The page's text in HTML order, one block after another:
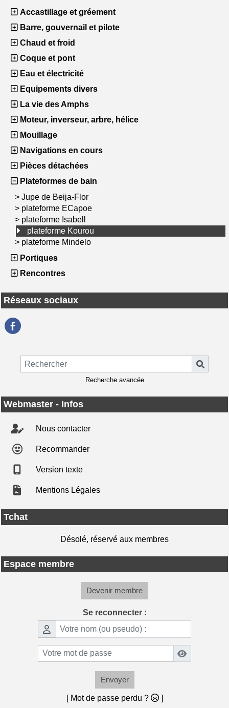
Accastillage et gréement
Barre, gouvernail et pilote
Chaud et froid
Coque et pont
Eau et électricité
Equipements divers
La vie des Amphs
Moteur, inverseur, arbre, hélice
Mouillage
Navigations en cours
Pièces détachées
Plateformes de bain
> Jupe de Beija-Flor
> plateforme ECapoe
> plateforme Isabell
plateforme Kourou
> plateforme Mindelo
Portiques
Rencontres
Réseaux sociaux
Recherche avancée
Webmaster - Infos
Nous contacter
Recommander
Version texte
Mentions Légales
Tchat
Désolé, réservé aux membres
Espace membre
Devenir membre
Se reconnecter :
Envoyer
[ Mot de passe perdu ? ]